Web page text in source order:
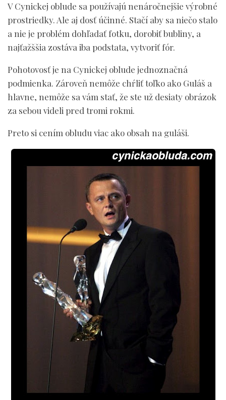
V Cynickej oblude sa používajú nenáročnejšie výrobné
prostriedky. Ale aj dosť účinné. Stačí aby sa niečo stalo
a nie je problém dohľadať fotku, dorobiť bubliny, a
najťažššia zostáva iba podstata, vytvoriť fór.
Pohotovosť je na Cynickej oblude jednoznačná
podmienka. Zároveň nemôže chŕliť toľko ako Guláš a
hlavne, nemôže sa vám stať, že ste už desiaty obrázok
za sebou videli pred tromi rokmi.
Preto si cením obludu viac ako obsah na guláši.